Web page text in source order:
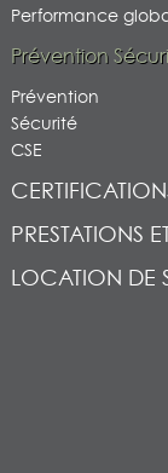
Performance
Prévention
Prévention
Sécurité
CSE
PRESTATIONS
LOCATION DE